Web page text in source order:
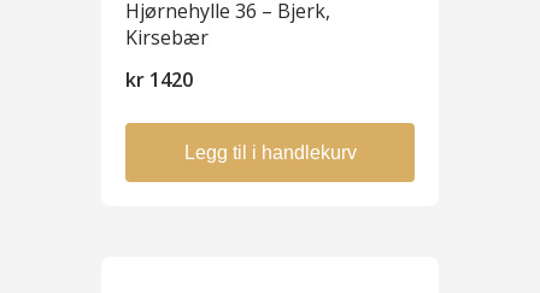
Hjørnehylle 36 – Bjerk,
Kirsebær
kr 1420
Legg til i handlekurv